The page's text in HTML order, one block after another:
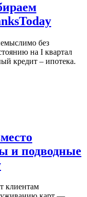
без
на I квартал
кредит – ипотека.
и подводные
клиентам